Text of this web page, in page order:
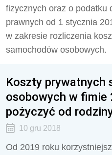
fizycznych oraz o podatku
prawnych od 1 stycznia
w zakresie rozliczenia
samochodów osobowych.
Koszty prywatnych
osobowych w fimie
pożyczyć od
10 gru 2018
Od 2019 roku